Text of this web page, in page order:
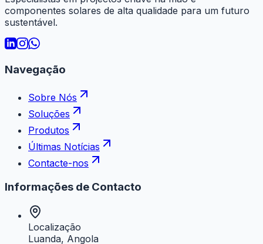
componentes solares de alta qualidade para um futuro
sustentável.
Navegação
Sobre Nós
Soluções
Produtos
Últimas Notícias
Contacte-nos
Informações de Contacto
Localização
Luanda, Angola